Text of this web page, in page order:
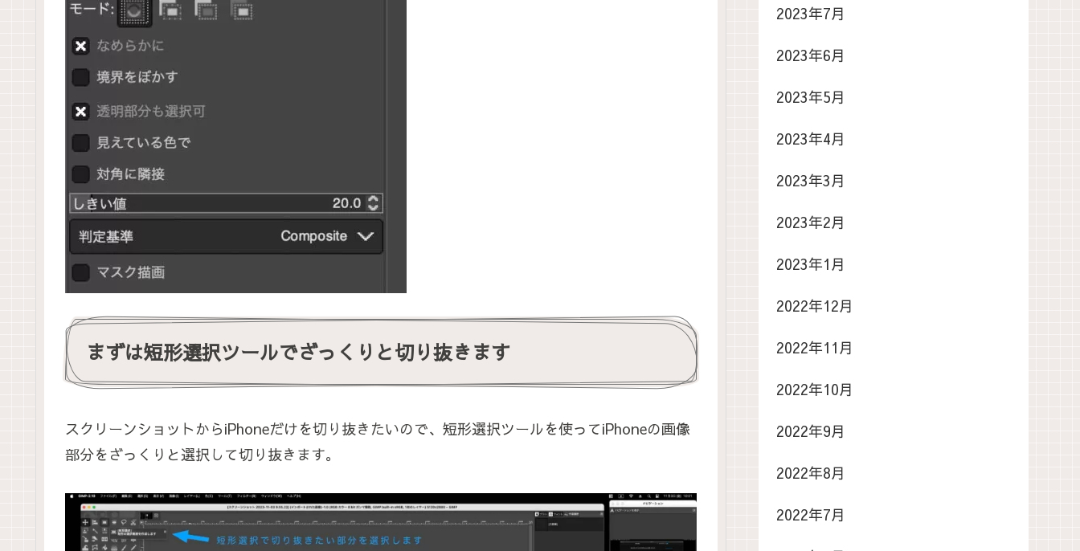
まずは短形選択ツールでざっくりと切り抜きます
スクリーンショットからiPhoneだけを切り抜きたいので、短形選択ツールを使ってiPhoneの画像
部分をざっくりと選択して切り抜きます。
2023年7月
2023年6月
2023年5月
2023年4月
2023年3月
2023年2月
2023年1月
2022年12月
2022年11月
2022年10月
2022年9月
2022年8月
2022年7月